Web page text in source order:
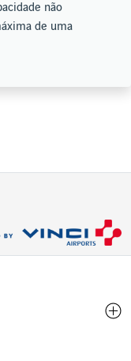
não
de uma